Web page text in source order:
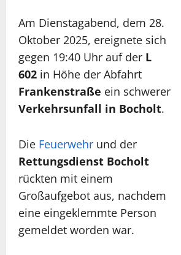
Am Dienstagabend, dem 28.
Oktober 2025, ereignete sich
gegen 19:40 Uhr auf der L
602 in Höhe der Abfahrt
Frankenstraße ein schwerer
Verkehrsunfall in Bocholt.
Die Feuerwehr und der
Rettungsdienst Bocholt
rückten mit einem
Großaufgebot aus, nachdem
eine eingeklemmte Person
gemeldet worden war.